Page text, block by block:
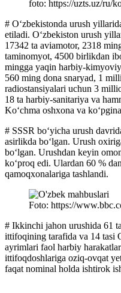
foto: https://uzts.uz/ru/
# Oʻzbekistonda urush
etiladi. Oʻzbekiston urush
17342 ta aviamotor, 2318
taminomyot, 4500 birlikdan
mingga yaqin harbiy-
560 ming dona snaryad, 1
radiostansiyalari uchun 3
18 ta harbiy-sanitariya va
Koʻchma oshxona va
# SSSR boʻyicha urush
asirlikda boʻlgan. Urush
boʻlgan. Urushdan keyin
koʻproq edi. Ulardan 60 %
qamoqxonalariga tashlandi.
Foto: https://
# Ikkinchi jahon urushida 61
ittifoqining tarafida va 14 tasi
ayrimlari faol harbiy
ittifoqdoshlariga oziq-ovqat
faqat nominal holda ishtirok